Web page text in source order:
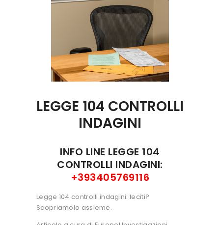
LEGGE 104 CONTROLLI
INDAGINI
INFO LINE LEGGE 104
CONTROLLI INDAGINI:
+393405769116
Legge 104 controlli indagini: leciti?
Scopriamolo assieme.